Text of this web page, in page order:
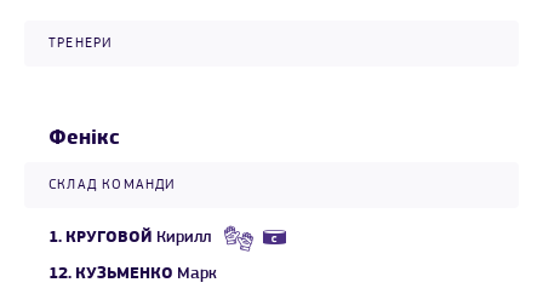
ТРЕНЕРИ
Фенікс
СКЛАД КОМАНДИ
1. КРУГОВОЙ Кирилл
12. КУЗЬМЕНКО Марк